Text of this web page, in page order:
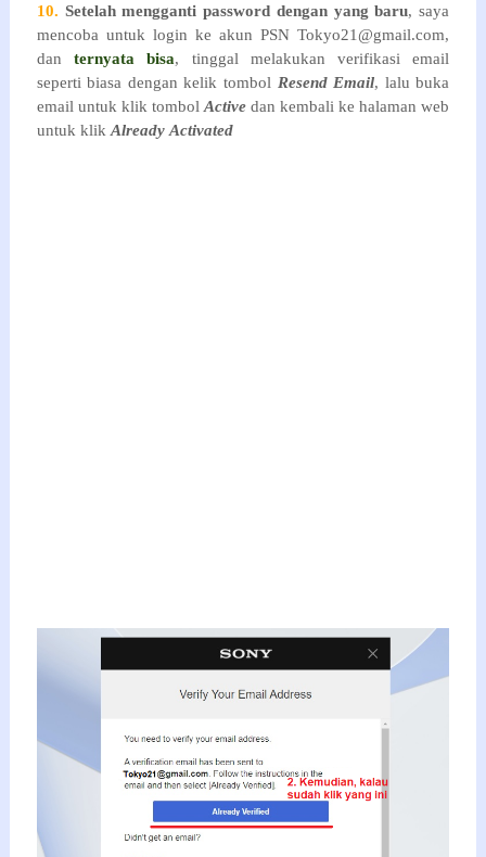
10. Setelah mengganti password dengan yang baru, saya
mencoba untuk login ke akun PSN Tokyo21@gmail.com,
danternyata bisa, tinggal melakukan verifikasi email
seperti biasa dengan kelik tombol Resend Email, lalu buka
email untuk klik tombolActive dan kembali ke halaman web
untuk klikAlreadyActivated